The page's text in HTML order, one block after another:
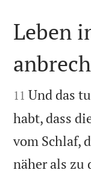

Leben

11 Und das
habt, dass
vom Schlaf,
näher als zu